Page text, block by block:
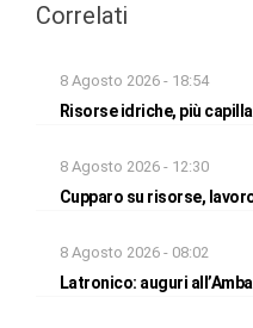
Correlati
8 Agosto 2026 - 18:54
Risorse idriche, più
8 Agosto 2026 - 12:30
Cupparo su risorse,
8 Agosto 2026 - 08:02
Latronico: auguri